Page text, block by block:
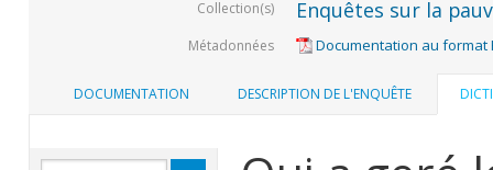
Collection(s) Enquêtes sur la
Métadonnées Documentation au format
DOCUMENTATION DESCRIPTION DE L'ENQUÊTE